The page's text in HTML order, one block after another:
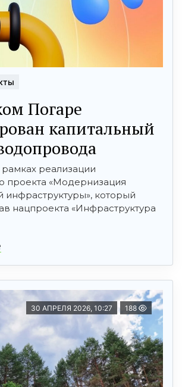
Погаре
капитальный
реализации
проекта «Модернизация
инфраструктуры», который
нацпроекта «Инфраструктура
30 АПРЕЛЯ 2026, 10:27 188